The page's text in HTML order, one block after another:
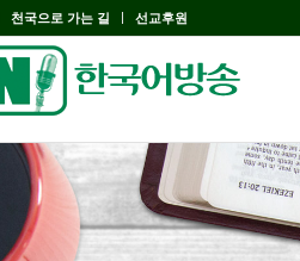
천국으로 가는 길 선교후원